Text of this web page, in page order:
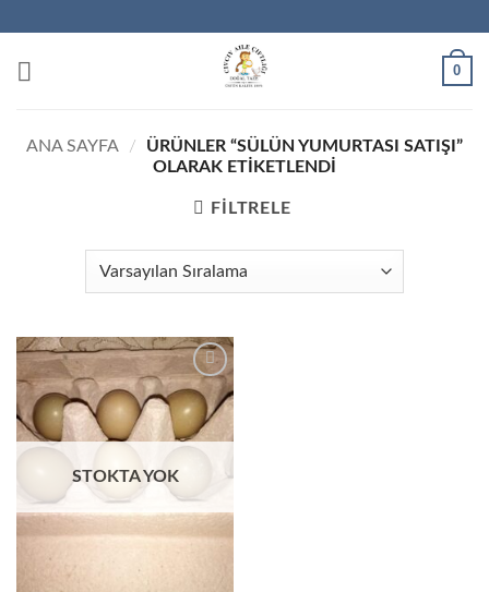
0
ANA SAYFA /
ÜRÜNLER “SÜLÜN YUMURTASI SATIŞI”
OLARAK ETIKETLENDI
FILTRELE
STOKTA YOK